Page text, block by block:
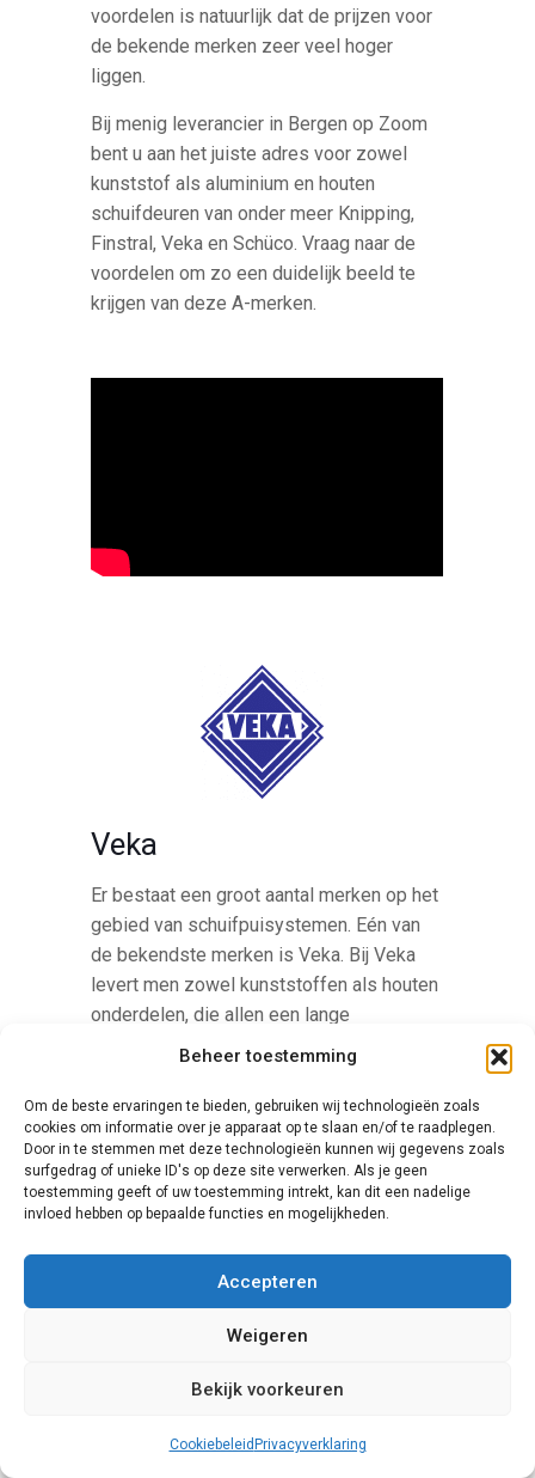
Beheer toestemming
Om de beste ervaringen te bieden, gebruiken wij technologieën zoals
cookies om informatie over je apparaat op te slaan en/of te raadplegen.
Door in te stemmen met deze technologieën kunnen wij gegevens zoals
surfgedrag of unieke ID's op deze site verwerken. Als je geen
toestemming geeft of uw toestemming intrekt, kan dit een nadelige
invloed hebben op bepaalde functies en mogelijkheden.
Accepteren
Weigeren
Bekijk voorkeuren
Cookiebeleid Privacyverklaring
voordelen is natuurlijk dat de prijzen voor
de bekende merken zeer veel hoger
liggen.
Bij menig leverancier in Bergen op Zoom
bent u aan het juiste adres voor zowel
kunststof als aluminium en houten
schuifdeuren van onder meer Knipping,
Finstral, Veka en Schüco. Vraag naar de
voordelen om zo een duidelijk beeld te
krijgen van deze A-merken.
Veka
Er bestaat een groot aantal merken op het
gebied van schuifpuisystemen. Eén van
de bekendste merken is Veka. Bij Veka
levert men zowel kunststoffen als houten
onderdelen, die allen een lange
levensduur hebben. Bij Veka richt men
meer door deelname aan
recyclingactiviteiten en een zorgvuldige
keuze van grondstoffen en
productieprocessen die weinig energie
vragen.